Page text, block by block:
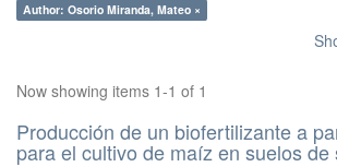
Author: Osorio Miranda, Mateo ×
Now showing items 1-1 of 1
Producción de un biofertilizante a
para el cultivo de maíz en suelos de